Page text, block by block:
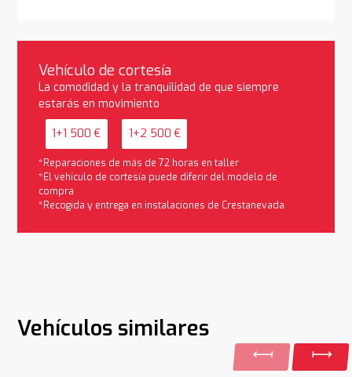
Vehículo de cortesía
La comodidad y la tranquilidad de que siempre
estarás en movimiento
1+1 500 € 1+2 500 €
*Reparaciones de más de 72 horas en taller
*El vehículo de cortesía puede diferir del modelo de
compra
*Recogida y entrega en instalaciones de Crestanevada
Vehículos similares